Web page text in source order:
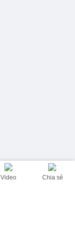
Video Chia sẻ